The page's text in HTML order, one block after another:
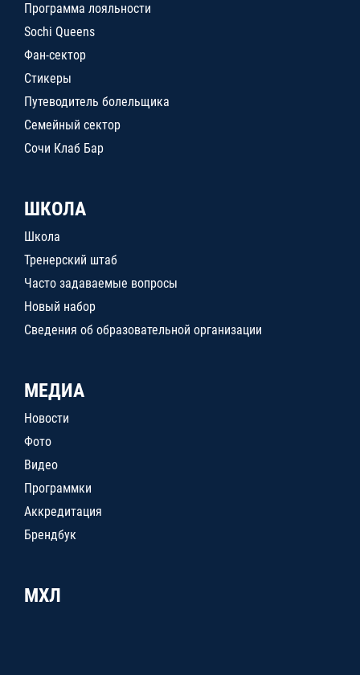
Программа лояльности
Sochi Queens
Фан-сектор
Стикеры
Путеводитель болельщика
Семейный сектор
Сочи Клаб Бар
ШКОЛА
Школа
Тренерский штаб
Часто задаваемые вопросы
Новый набор
Сведения об образовательной организации
МЕДИА
Новости
Фото
Видео
Программки
Аккредитация
Брендбук
МХЛ